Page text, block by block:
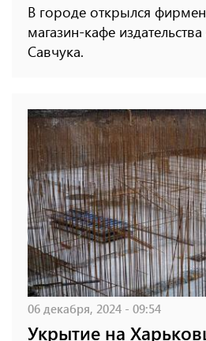
В городе открылся
магазин-кафе
Савчука.
06 декабря, 2024 - 09:54
Укрытие на